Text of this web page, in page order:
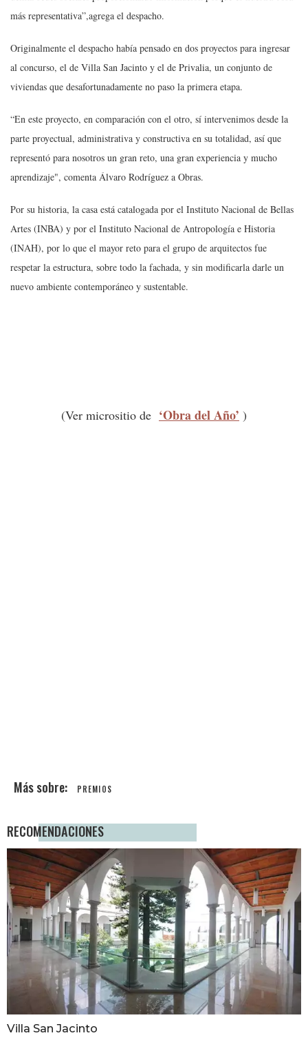
más representativa”,agrega el despacho.
Originalmente el despacho había pensado en dos proyectos para ingresar
al concurso, el de Villa San Jacinto y el de Privalia, un conjunto de
viviendas que desafortunadamente no paso la primera etapa.
“En este proyecto, en comparación con el otro, sí intervenimos desde la
parte proyectual, administrativa y constructiva en su totalidad, así que
representó para nosotros un gran reto, una gran experiencia y mucho
aprendizaje", comenta Álvaro Rodríguez a Obras.
Por su historia, la casa está catalogada por el Instituto Nacional de Bellas
Artes (INBA) y por el Instituto Nacional de Antropología e Historia
(INAH), por lo que el mayor reto para el grupo de arquitectos fue
respetar la estructura, sobre todo la fachada, y sin modificarla darle un
nuevo ambiente contemporáneo y sustentable.
(Ver micrositio de ‘Obra del Año’ )
PREMIOS
RECOMENDACIONES
Villa San Jacinto